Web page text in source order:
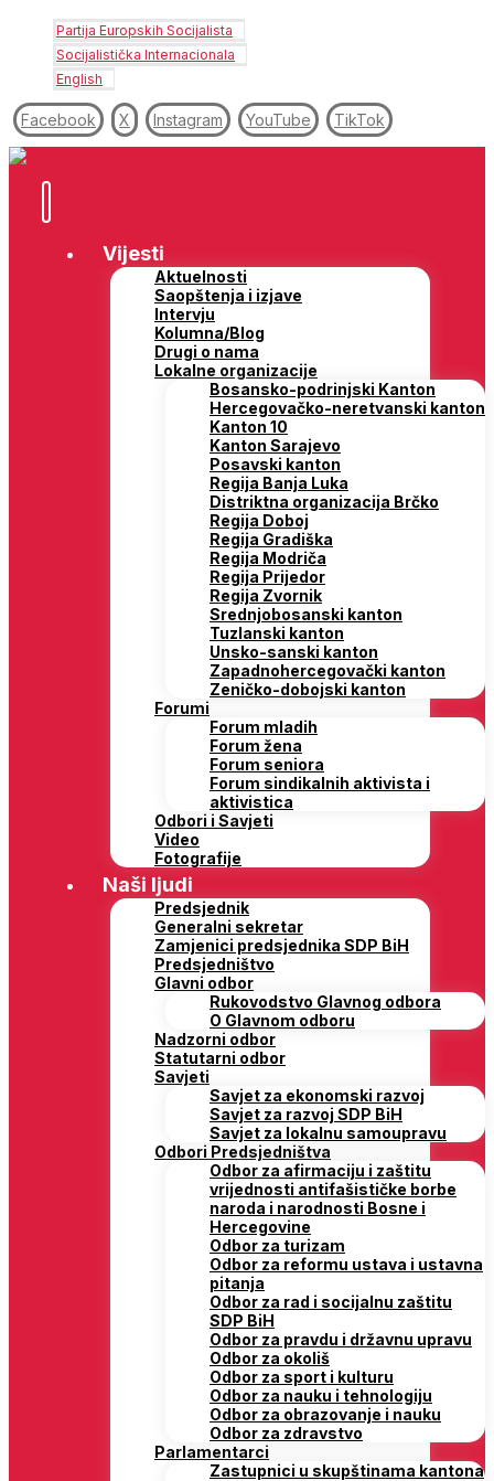
Partija Europskih Socijalista
Socijalistička Internacionala
English
Facebook X Instagram YouTube TikTok
Vijesti
Aktuelnosti
Saopštenja i izjave
Intervju
Kolumna/Blog
Drugi o nama
Lokalne organizacije
Bosansko-podrinjski Kanton
Hercegovačko-neretvanski kanton
Kanton 10
Kanton Sarajevo
Posavski kanton
Regija Banja Luka
Distriktna organizacija Brčko
Regija Doboj
Regija Gradiška
Regija Modriča
Regija Prijedor
Regija Zvornik
Srednjobosanski kanton
Tuzlanski kanton
Unsko-sanski kanton
Zapadnohercegovački kanton
Zeničko-dobojski kanton
Forumi
Forum mladih
Forum žena
Forum seniora
Forum sindikalnih aktivista i
aktivistica
Odbori i Savjeti
Video
Fotografije
Naši ljudi
Predsjednik
Generalni sekretar
Zamjenici predsjednika SDP BiH
Predsjedništvo
Glavni odbor
Rukovodstvo Glavnog odbora
O Glavnom odboru
Nadzorni odbor
Statutarni odbor
Savjeti
Savjet za ekonomski razvoj
Savjet za razvoj SDP BiH
Savjet za lokalnu samoupravu
Odbori Predsjedništva
Odbor za afirmaciju i zaštitu
vrijednosti antifašističke borbe
naroda i narodnosti Bosne i
Hercegovine
Odbor za turizam
Odbor za reformu ustava i ustavna
pitanja
Odbor za rad i socijalnu zaštitu
SDP BiH
Odbor za pravdu i državnu upravu
Odbor za okoliš
Odbor za sport i kulturu
Odbor za nauku i tehnologiju
Odbor za obrazovanje i nauku
Odbor za zdravstvo
Parlamentarci
Zastupnici u skupštinama kantona